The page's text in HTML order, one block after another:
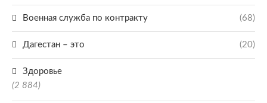
Военная служба по контракту (68)
Дагестан – это (20)
Здоровье
(2 884)